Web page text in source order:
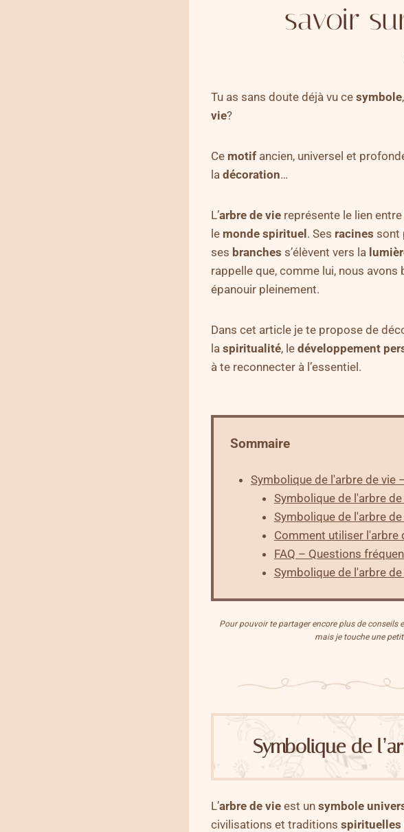
savoir
Tu as sans doute déjà vu ce symbole
vie?
Ce motif ancien, universel et
la décoration…
L’arbre de vie représente le lien entre
le monde spirituel. Ses racines sont
ses branches s’élèvent vers la
rappelle que, comme lui, nous avons
épanouir pleinement.
Dans cet article je te propose de
la spiritualité, le développement
à te reconnecter à l’essentiel.
Sommaire
Symbolique de l'arbre de vie
Symbolique de l'arbre
Symbolique de l'arbre
Comment utiliser l'arbre
FAQ – Questions
Symbolique de l'arbre
Pour pouvoir te partager encore plus de conseils
mais je touche une
Symbolique de
L’arbre de vie est un symbole
civilisations et traditions spirituelles